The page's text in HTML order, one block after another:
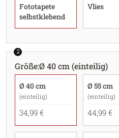
Fototapete
selbstklebend
Vlies
2
Größe:Ø 40 cm (einteilig)
Ø 40 cm
(einteilig)
34,99 €
Ø 55 cm
(einteilig)
44,99 €